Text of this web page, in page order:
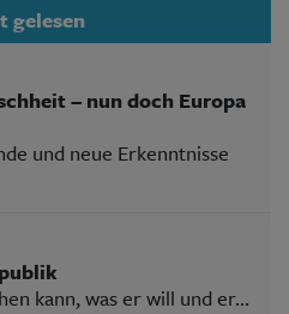
gelesen
– nun doch Europa
und neue Erkenntnisse
kann, was er will und er...